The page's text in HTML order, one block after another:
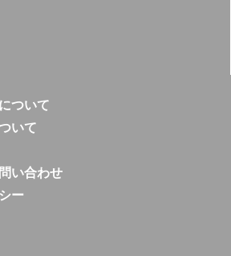
ついて
いて
い合わせ
ー